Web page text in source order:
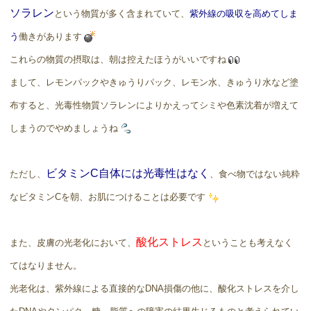
ソラレン という物質が多く含まれていて、紫外線の吸収を高めてしま
う働きがあります
これらの物質の摂取は、朝は控えたほうがいいですね
まして、レモンパックやきゅうりパック、レモン水、きゅうり水など塗
布すると、光毒性物質ソラレンによりかえってシミや色素沈着が増えて
しまうのでやめましょうね
ただし、 ビタミンC自体には光毒性はなく 、食べ物ではない純粋
なビタミンCを朝、お肌につけることは必要です
また、皮膚の光老化において、酸化ストレス ということも考えなく
てはなりません。
光老化は、紫外線による直接的なDNA損傷の他に、酸化ストレスを介し